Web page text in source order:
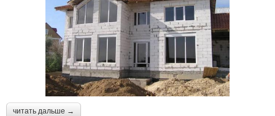
читать дальше →